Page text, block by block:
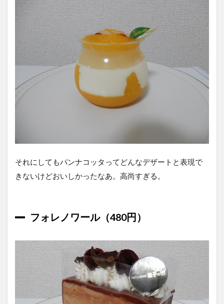
それにしてもパンナコッタってどんなデザートと表現で
きないけどおいしかったなあ。高尚すぎる。
フォレノワール（480円）